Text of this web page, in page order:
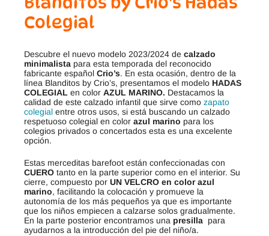
Colegial
Descubre el nuevo modelo 2023/2024 de calzado
minimalista para esta temporada del reconocido
fabricante español Crio’s. En esta ocasión, dentro de la
línea Blanditos by Crio’s, presentamos el modelo HADAS
COLEGIAL en color AZUL MARINO. Destacamos la
calidad de este calzado infantil que sirve como zapato
colegial entre otros usos, si está buscando un calzado
respetuoso colegial en color azul marino para los
colegios privados o concertados esta es una excelente
opción.
Estas merceditas barefoot están confeccionadas con
CUERO tanto en la parte superior como en el interior. Su
cierre, compuesto por UN VELCRO en color azul
marino, facilitando la colocación y promueve la
autonomía de los más pequeños ya que es importante
que los niños empiecen a calzarse solos gradualmente.
En la parte posterior encontramos una presilla para
ayudarnos a la introducción del pie del niño/a.